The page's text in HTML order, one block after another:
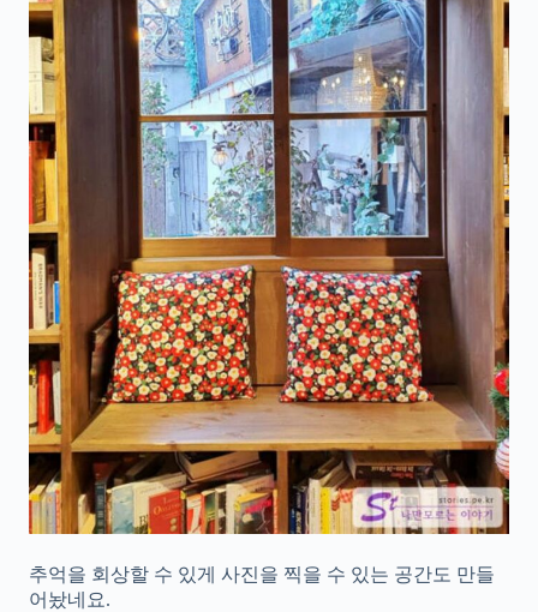
추억을 회상할 수 있게 사진을 찍을 수 있는 공간도 만들
어놨네요.